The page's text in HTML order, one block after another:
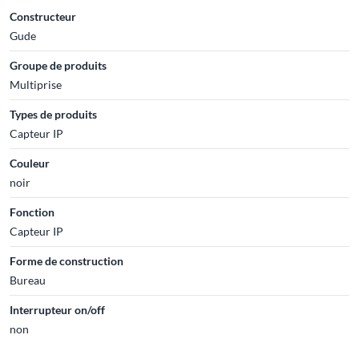
Constructeur
Gude
Groupe de produits
Multiprise
Types de produits
Capteur IP
Couleur
noir
Fonction
Capteur IP
Forme de construction
Bureau
Interrupteur on/off
non